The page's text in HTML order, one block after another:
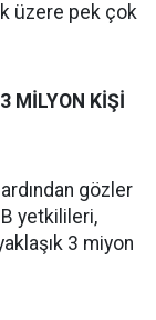
üzere pek çok
MİLYON KİŞİ
gözler
yetkilileri,
3 miyon